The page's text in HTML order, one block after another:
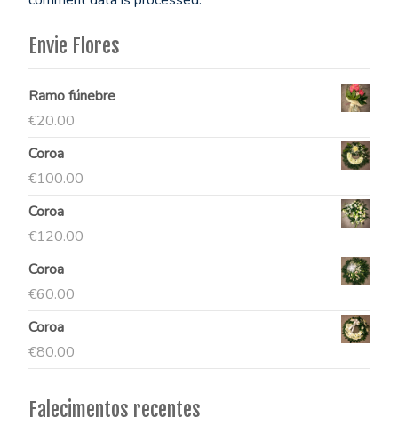
Envie Flores
Ramo fúnebre
€20.00
Coroa
€100.00
Coroa
€120.00
Coroa
€60.00
Coroa
€80.00
Falecimentos recentes